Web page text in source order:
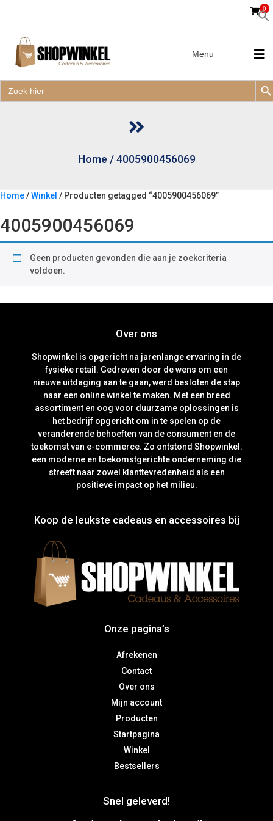
naar:
0
Zoek
naar:
Menu
Home /4005900456069
Home/Winkel / Producten getagged “4005900456069”
4005900456069
Geen producten gevonden die aan je zoekcriteria
voldoen.
Over ons
Shopwinkel is opgericht na jarenlange ervaring in de
fysieke retail. Gedreven door de wens om een
nieuwe uitdaging aan te gaan, werd besloten de stap
naar een online winkel te maken. Met een breed
assortiment en oog voor duurzame oplossingen is
het bedrijf opgericht om in te spelen op de
veranderende behoeften van de consument en de
toekomst van e-commerce. Zo ontstond Shopwinkel:
een moderne en toekomstgerichte onderneming die
streeft naar zowel klanttevredenheid als een
positieve impact op het milieu.
Koop de leukste cadeaus en accessoires bij
Onze pagina’s
Afrekenen
Contact
Over ons
Mijn account
Producten
Startpagina
Winkel
Bestsellers
Snel geleverd!